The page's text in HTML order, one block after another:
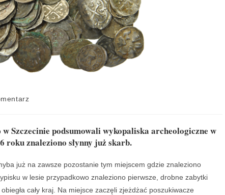
Szczecinie podsumowali wykopaliska archeologiczne w
roku znaleziono słynny już skarb.
już na zawsze pozostanie tym miejscem gdzie znaleziono
w lesie przypadkowo znaleziono pierwsze, drobne zabytki
cały kraj. Na miejsce zaczęli zjeżdżać poszukiwacze